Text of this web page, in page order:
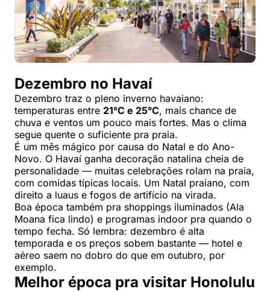
Dezembro no Havaí
Dezembro traz o pleno inverno havaiano:
temperaturas entre 21°C e 25°C, mais chance de
chuva e ventos um pouco mais fortes. Mas o clima
segue quente o suficiente pra praia.
É um mês mágico por causa do Natal e do Ano-
Novo. O Havaí ganha decoração natalina cheia de
personalidade — muitas celebrações rolam na praia,
com comidas típicas locais. Um Natal praiano, com
direito a luaus e fogos de artifício na virada.
Boa época também pra shoppings iluminados (Ala
Moana fica lindo) e programas indoor pra quando o
tempo fecha. Só lembra: dezembro é alta
temporada e os preços sobem bastante — hotel e
aéreo saem no dobro do que em outubro, por
exemplo.
Melhor época pra visitar Honolulu